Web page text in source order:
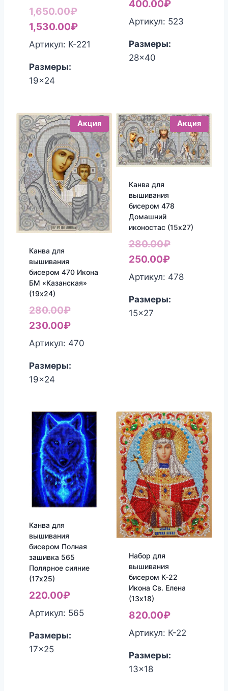
1,650.00₽Первоначальная
цена
составляла
1,530.00₽Текущая
цена:
Артикул: К-221
Размеры:
19x24
цена
составляла
400.00₽Текущая
цена:
Артикул: 523
Размеры:
28x40
Акция
Канва для
вышивания
бисером 470 Икона
БМ «Казанская»
(19х24)
280.00₽Первоначальная
цена
составляла
230.00₽Текущая
цена:
Артикул: 470
Размеры:
19x24
Акция
Канва для
вышивания
бисером 478
Домашний
иконостас (15х27)
280.00₽
цена
составляла
250.00₽Текущая
цена:
Артикул: 478
Размеры:
15x27
Канва для
вышивания
бисером Полная
зашивка 565
Полярное сияние
(17х25)
220.00₽
Артикул: 565
Размеры:
17x25
Набор для
вышивания
бисером К-22
Икона Св. Елена
(13х18)
820.00₽
Артикул: К-22
Размеры:
13x18